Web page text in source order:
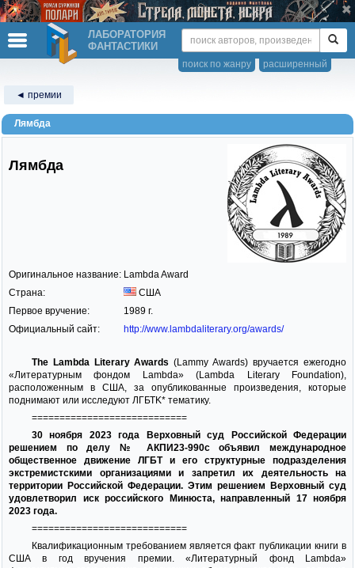
ЛАБОРАТОРИЯ
ФАНТАСТИКИ
расширенный
поиск по жанру
◄ премии
Лямбда
Лямбда
Оригинальное название: Lambda Award
Страна:
США
Первое вручение:
1989 г.
Официальный сайт:
http://www.lambdaliterary.org/awards/
The Lambda Literary Awards (Lammy Awards) вручается ежегодно
«Литературным фондом Lambda» (Lambda Literary Foundation),
расположенным в США, за опубликованные произведения, которые
поднимают или исследуют ЛГБТK* тематику.
============================
30 ноября 2023 года Верховный суд Российской Федерации
решением по делу № АКПИ23-990с объявил международное
общественное движение ЛГБТ и его структурные подразделения
экстремистскими организациями и запретил их деятельность на
территории Российской Федерации. Этим решением Верховный суд
удовлетворил иск российского Минюста, направленный 17 ноября
2023 года.
============================
Квалификационным требованием является факт публикации книги в
США в год вручения премии. «Литературный фонд Lambda»